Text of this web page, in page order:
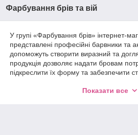
Фарбування брів та вій
У групі «Фарбування брів» інтернет-
представлені професійні барвники та
допоможуть створити виразний та
продукція дозволяє надати бровам
підкреслити їх форму та забезпечити
натурального чи більш насиченого
Показати все